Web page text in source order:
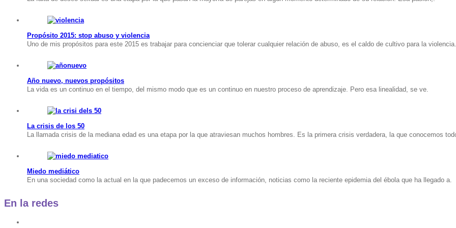
Propósito 2015: stop abuso y violencia
Uno de mis propósitos para este 2015 es trabajar para concienciar que tolerar cualquier relación de abuso, es el caldo de cultivo para la violencia.
Año nuevo, nuevos propósitos
La vida es un continuo en el tiempo, del mismo modo que es un continuo en nuestro proceso de aprendizaje. Pero esa linealidad, se ve.
La crisis de los 50
La llamada crisis de la mediana edad es una etapa por la que atraviesan muchos hombres. Es la primera crisis verdadera, la que conocemos
Miedo mediático
En una sociedad como la actual en la que padecemos un exceso de información, noticias como la reciente epidemia del ébola que ha llegado a.
En la redes